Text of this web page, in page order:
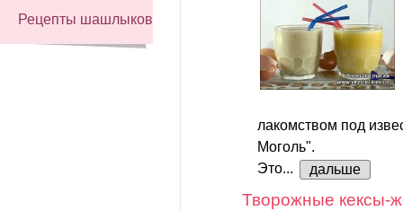
Рецепты шашлыков
лакомством под
Моголь".
Это...
дальше
Творожные кексы-